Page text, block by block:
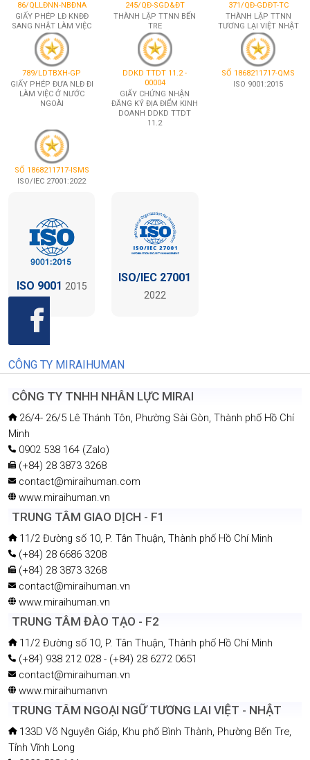
ISO 9001 2015
ISO/IEC 27001
2022
CÔNG TY MIRAIHUMAN
CÔNG TY TNHH NHÂN LỰC MIRAI
26/4- 26/5 Lê Thánh Tôn, Phường Sài Gòn, Thành phố Hồ Chí
Minh
contact@miraihuman.com
www.miraihuman.vn
TRUNG TÂM GIAO DỊCH - F1
11/2 Đường số 10, P. Tân Thuận, Thành phố Hồ Chí Minh
(+84) 28 6686 3208
(+84) 28 3873 3268
contact@miraihuman.vn
www.miraihuman.vn
TRUNG TÂM ĐÀO TẠO - F2
11/2 Đường số 10, P. Tân Thuận, Thành phố Hồ Chí Minh
(+84) 938 212 028 - (+84) 28 6272 0651
contact@miraihuman.vn
www.miraihumanvn
TRUNG TÂM NGOẠI NGỮ TƯƠNG LAI VIỆT - NHẬT
133D Võ Nguyên Giáp, Khu phố Bình Thành, Phường Bến Tre,
Tỉnh Vĩnh Long
0902 538 164
contact@miraihuman.com
www.miraihuman.com
VĂN PHÒNG ĐẠI DIỆN NHẬT BẢN
VĂN PHÒNG Ở OSAKA
〒532-0004 Osaka Yodogawa ku, Nishimiyahara 1-8-38
Heimart Dai-2 Shin-Osaka 806
(+81) 80 3027 7890
contact@miraihuman.vn
www.miraihuman.vn
VĂN PHÒNG KANAGAWA
〒211-0002 Kanagawa, Kawasaki, Nakahara Kamimaruko
Sannocho 2-1341-10